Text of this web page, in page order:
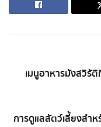
เมนูอาหารมังสวิรั
การดูแลสัตว์เลี้ยงสำ